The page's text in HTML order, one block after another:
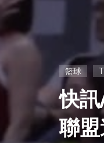
籃球
快
聯